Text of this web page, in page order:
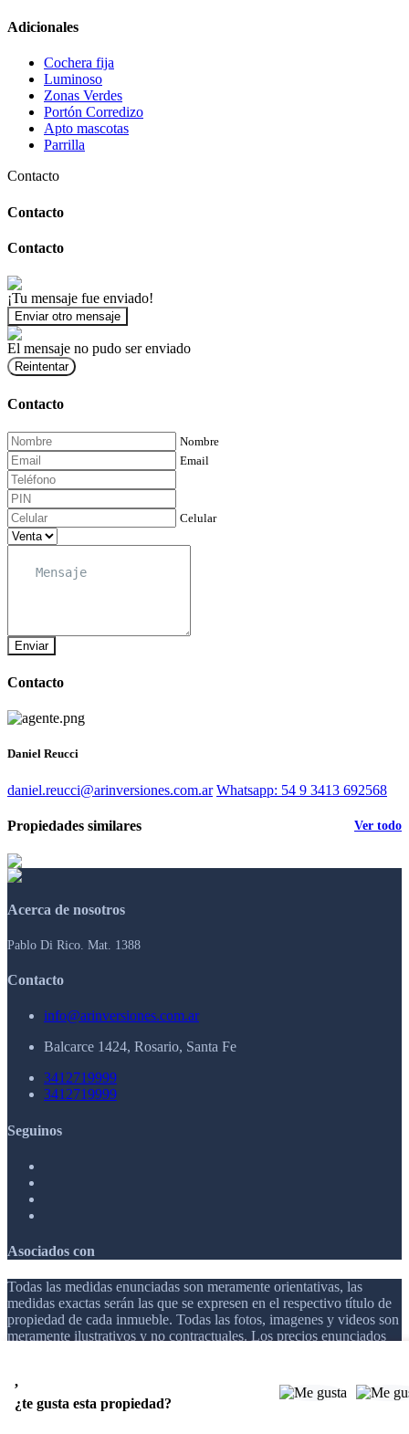
Adicionales
Cochera fija
Luminoso
Zonas Verdes
Portón Corredizo
Apto mascotas
Parrilla
,
¿te gusta esta propiedad?
Contacto
Contacto
Contacto
¡Tu mensaje fue enviado!
Enviar otro mensaje
El mensaje no pudo ser enviado
Reintentar
Contacto
Nombre
Email
Celular
Enviar
Contacto
Daniel Reucci
daniel.reucci@arinversiones.com.ar Whatsapp: 54 9 3413 692568
Propiedades similares Ver todo
Acerca de nosotros
Pablo Di Rico. Mat. 1388
Contacto
info@arinversiones.com.ar
Balcarce 1424, Rosario, Santa Fe
3412719999
3412719999
Seguinos
Asociados con
Todas las medidas enunciadas son meramente orientativas, las
medidas exactas serán las que se expresen en el respectivo título de
propiedad de cada inmueble. Todas las fotos, imagenes y videos son
meramente ilustrativos y no contractuales. Los precios enunciados
© 2026 AR INVERSIONES.